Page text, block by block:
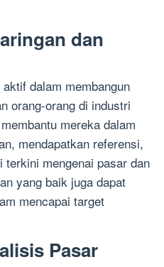
dan
dalam membangun
orang-orang di industri
mereka dalam
mendapatkan referensi,
terkini mengenai pasar dan
yang baik juga dapat
mencapai target
Pasar